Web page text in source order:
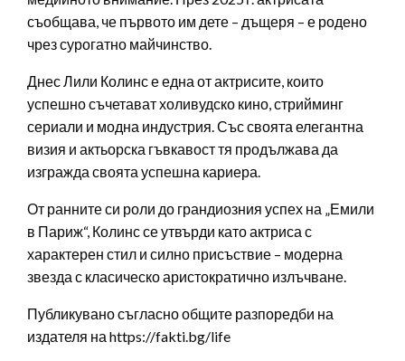
съобщава, че първото им дете – дъщеря – е родено
чрез сурогатно майчинство.
Днес Лили Колинс е една от актрисите, които
успешно съчетават холивудско кино, стрийминг
сериали и модна индустрия. Със своята елегантна
визия и актьорска гъвкавост тя продължава да
изгражда своята успешна кариера.
От ранните си роли до грандиозния успех на „Емили
в Париж“, Колинс се утвърди като актриса с
характерен стил и силно присъствие – модерна
звезда с класическо аристократично излъчване.
Публикувано съгласно общите разпоредби на
издателя на https://fakti.bg/life